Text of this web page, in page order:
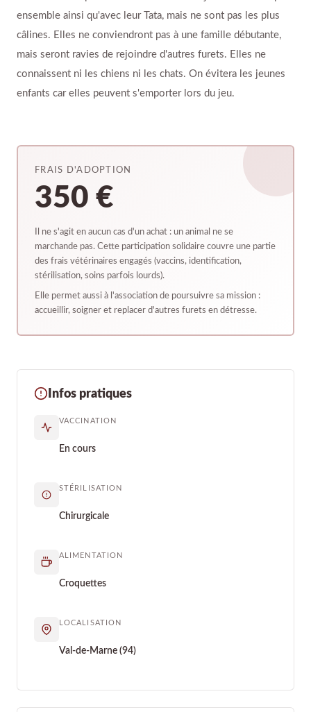
ensemble ainsi qu'avec leur Tata, mais ne sont pas les plus
câlines. Elles ne conviendront pas à une famille débutante,
mais seront ravies de rejoindre d'autres furets. Elles ne
connaissent ni les chiens ni les chats. On évitera les jeunes
enfants car elles peuvent s'emporter lors du jeu.
FRAIS D'ADOPTION
350 €
Il ne s'agit en aucun cas d'un achat : un animal ne se
marchande pas. Cette participation solidaire couvre une partie
des frais vétérinaires engagés (vaccins, identification,
stérilisation, soins parfois lourds).
Elle permet aussi à l'association de poursuivre sa mission :
accueillir, soigner et replacer d'autres furets en détresse.
Infos pratiques
VACCINATION
En cours
STÉRILISATION
Chirurgicale
ALIMENTATION
Croquettes
LOCALISATION
Val-de-Marne (94)